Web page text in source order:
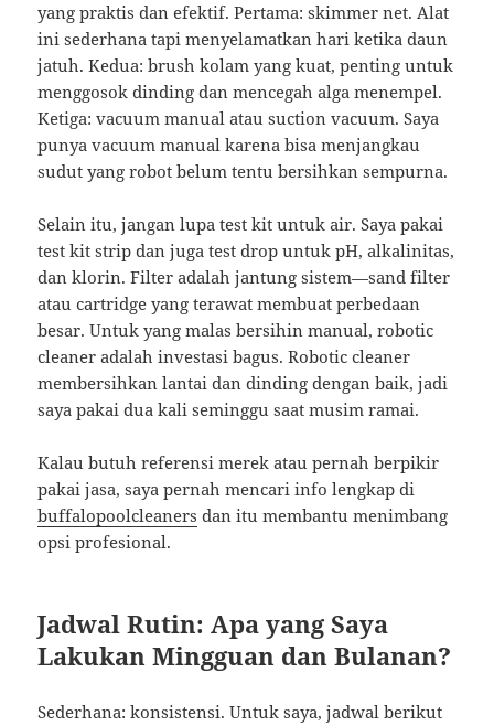
yang praktis dan efektif. Pertama: skimmer net. Alat
ini sederhana tapi menyelamatkan hari ketika daun
jatuh. Kedua: brush kolam yang kuat, penting untuk
menggosok dinding dan mencegah alga menempel.
Ketiga: vacuum manual atau suction vacuum. Saya
punya vacuum manual karena bisa menjangkau
sudut yang robot belum tentu bersihkan sempurna.
Selain itu, jangan lupa test kit untuk air. Saya pakai
test kit strip dan juga test drop untuk pH, alkalinitas,
dan klorin. Filter adalah jantung sistem—sand filter
atau cartridge yang terawat membuat perbedaan
besar. Untuk yang malas bersihin manual, robotic
cleaner adalah investasi bagus. Robotic cleaner
membersihkan lantai dan dinding dengan baik, jadi
saya pakai dua kali seminggu saat musim ramai.
Kalau butuh referensi merek atau pernah berpikir
pakai jasa, saya pernah mencari info lengkap di
buffalopoolcleaners dan itu membantu menimbang
opsi profesional.
Jadwal Rutin: Apa yang Saya
Lakukan Mingguan dan Bulanan?
Sederhana: konsistensi. Untuk saya, jadwal berikut